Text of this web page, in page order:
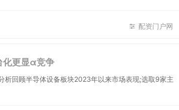
配资门户网
化更显α竞争
析回顾半导体设备板块2023年以来市场表现;选取9家主